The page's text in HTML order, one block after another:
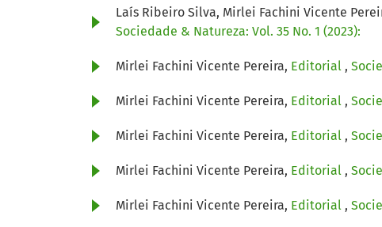
Laís Ribeiro Silva, Mirlei Fachini Vicente
Sociedade & Natureza: Vol. 35 No. 1 (2023):
Mirlei Fachini Vicente Pereira, Editorial ,
Mirlei Fachini Vicente Pereira, Editorial ,
Mirlei Fachini Vicente Pereira, Editorial ,
Mirlei Fachini Vicente Pereira, Editorial ,
Mirlei Fachini Vicente Pereira, Editorial ,